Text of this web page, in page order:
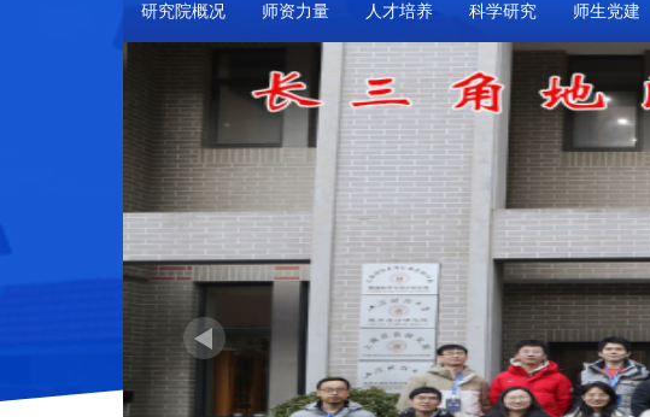
研究院概况 师资力量 人才培养 科学研究 师生党建